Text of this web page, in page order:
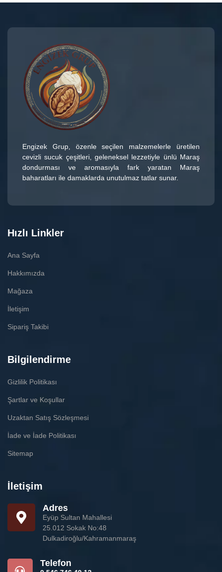
Engizek Grup, özenle seçilen malzemelerle üretilen
cevizli sucuk çeşitleri, geleneksel lezzetiyle ünlü Maraş
dondurması ve aromasıyla fark yaratan Maraş
baharatları ile damaklarda unutulmaz tatlar sunar.
Hızlı Linkler
Ana Sayfa
Hakkımızda
Mağaza
İletişim
Sipariş Takibi
Bilgilendirme
Gizlilik Politikası
Şartlar ve Koşullar
Uzaktan Satış Sözleşmesi
İade ve İade Politikası
Sitemap
İletişim
Adres
Eyüp Sultan Mahallesi
25.012 Sokak No:48
Dulkadiroğlu/Kahramanmaraş
Telefon